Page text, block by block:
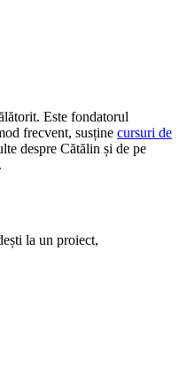
Este fondatorul
frecvent, susține cursuri de
despre Cătălin și de pe
.
la un proiect,